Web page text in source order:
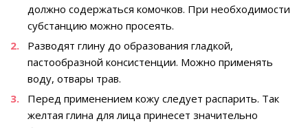
должно содержаться комочков. При необходимости
субстанцию можно просеять.
Разводят глину до образования гладкой,
пастообразной консистенции. Можно применять
воду, отвары трав.
Перед применением кожу следует распарить. Так
желтая глина для лица принесет значительно